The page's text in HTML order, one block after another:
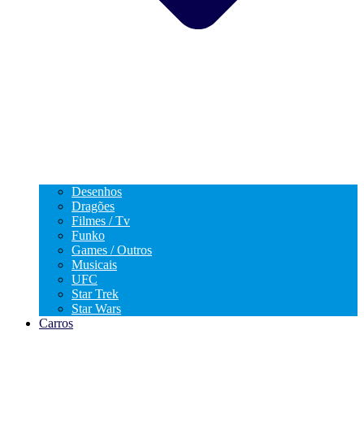
Desenhos
Dragões
Filmes / Tv
Funko
Games / Outros
Musicais
UFC
Star Trek
Star Wars
Carros